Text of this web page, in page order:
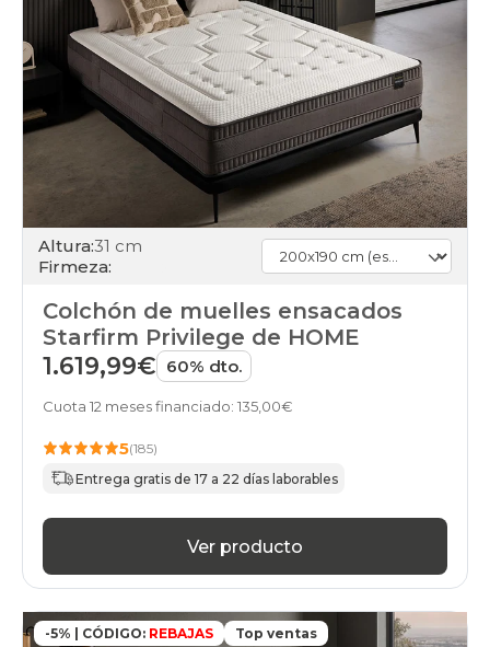
Altura:31 cm
Firmeza:
Colchón de muelles ensacados
Starfirm Privilege de HOME
1.619,99€ 60% dto.
Cuota 12 meses financiado: 135,00€
5(185)
Entrega gratis de 17 a 22 días laborables
Ver producto
-5% | CÓDIGO: REBAJAS Top ventas